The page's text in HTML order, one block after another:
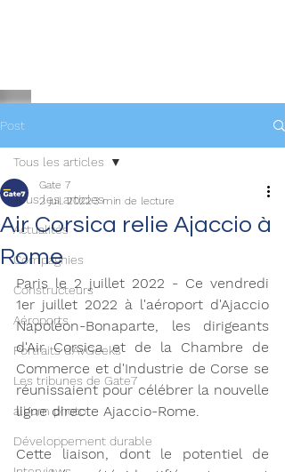
Post
Tous les articles
Actualités
Compagnies
Constructeurs
Aéroports
Portraits d'AvGeeks
Les tribunes de Gate7
album photo
Développement durable
Tous les articles
Air Corsica relie Ajaccio à
Rome
Gate 7
2 juil. 20223 min de lecture
Paris le 2 juillet 2022 - Ce vendredi
1er juillet 2022 à l'aéroport d'Ajaccio
Napoléon-Bonaparte, les dirigeants
d'Air Corsica et de la Chambre de
Commerce et d'Industrie de Corse se
réunissaient pour célébrer la nouvelle
ligne directe Ajaccio-Rome.
Cette liaison, dont le potentiel de